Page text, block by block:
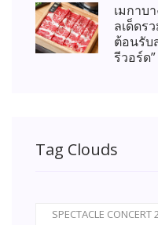
เมกาบ
ลเด็ดร
ต้อนรับ
รีวอร์ด
Tag Clouds
SPECTACLE CONCERT